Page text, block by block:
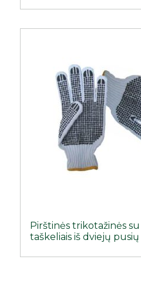
Pirštinės trikotažinės
taškeliais iš dviejų